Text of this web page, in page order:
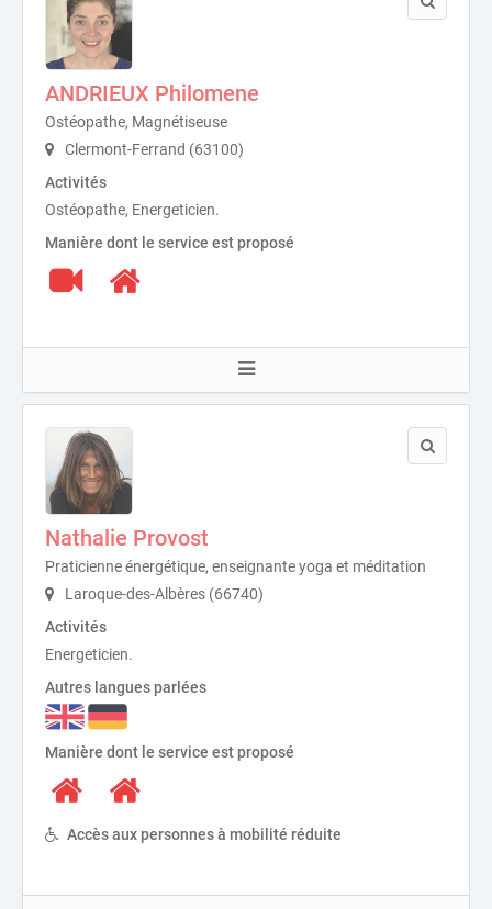
ANDRIEUX Philomene
Ostéopathe, Magnétiseuse
Clermont-Ferrand (63100)
Activités
Ostéopathe, Energeticien.
Manière dont le service est proposé
Nathalie Provost
Praticienne énergétique, enseignante yoga et méditation
Laroque-des-Albères (66740)
Activités
Energeticien.
Autres langues parlées
Manière dont le service est proposé
Accès aux personnes à mobilité réduite